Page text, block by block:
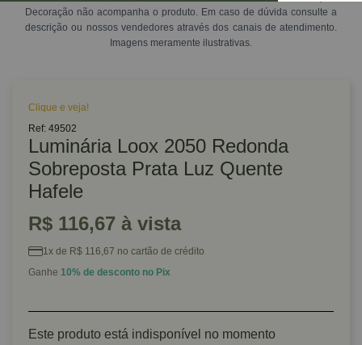
Decoração não acompanha o produto. Em caso de dúvida consulte a
descrição ou nossos vendedores através dos canais de atendimento.
Imagens meramente ilustrativas.
Clique e veja!
Ref: 49502
Luminária Loox 2050 Redonda
Sobreposta Prata Luz Quente
Hafele
R$ 116,67 à vista
1x de R$ 116,67 no cartão de crédito
Ganhe 10% de desconto no Pix
Este produto está indisponível no momento